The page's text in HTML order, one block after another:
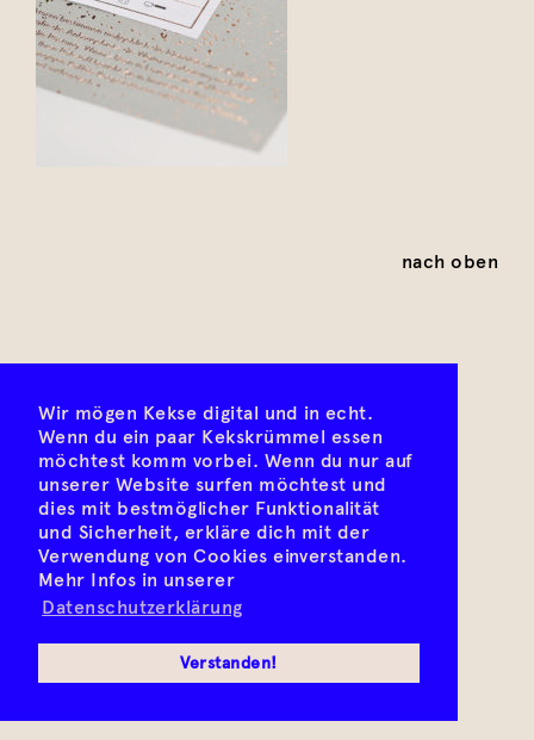
Wir mögen Kekse digital und in echt.
Wenn du ein paar Kekskrümmel essen
möchtest komm vorbei. Wenn du nur auf
unserer Website surfen möchtest und
dies mit bestmöglicher Funktionalität
und Sicherheit, erkläre dich mit der
Verwendung von Cookies einverstanden.
Mehr Infos in unserer
Datenschutzerklärung
Verstanden!
nach oben